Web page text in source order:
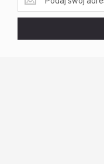
się
do
newslettera.